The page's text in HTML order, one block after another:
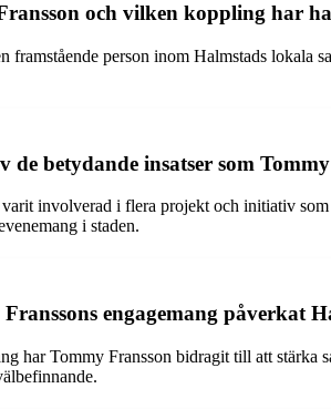
och vilken koppling har
framstående person inom Halmstads
de betydande insatser som
involverad i flera projekt och initiativ
i staden.
engagemang påverkat
har Tommy Fransson bidragit till att